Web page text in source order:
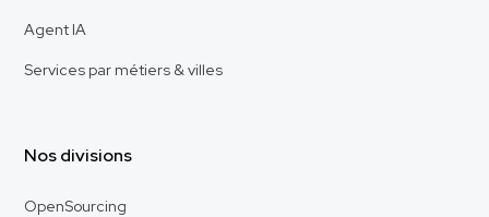
Agent IA
Services par métiers & villes
Nos divisions
OpenSourcing